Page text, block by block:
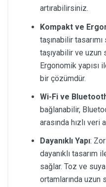
artırabilirsiniz.
Kompakt ve
taşınabilir
taşıyabilir ve uzun
Ergonomik yapısı
bir çözümdür.
Wi-Fi ve
bağlanabilir,
arasında hızlı veri
Dayanıklı Yapı:
dayanıklı tasarım
sağlar. Toz ve
ortamlarında uzun